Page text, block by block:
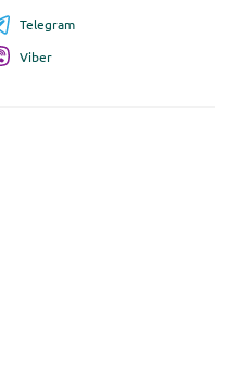
Telegram
Viber